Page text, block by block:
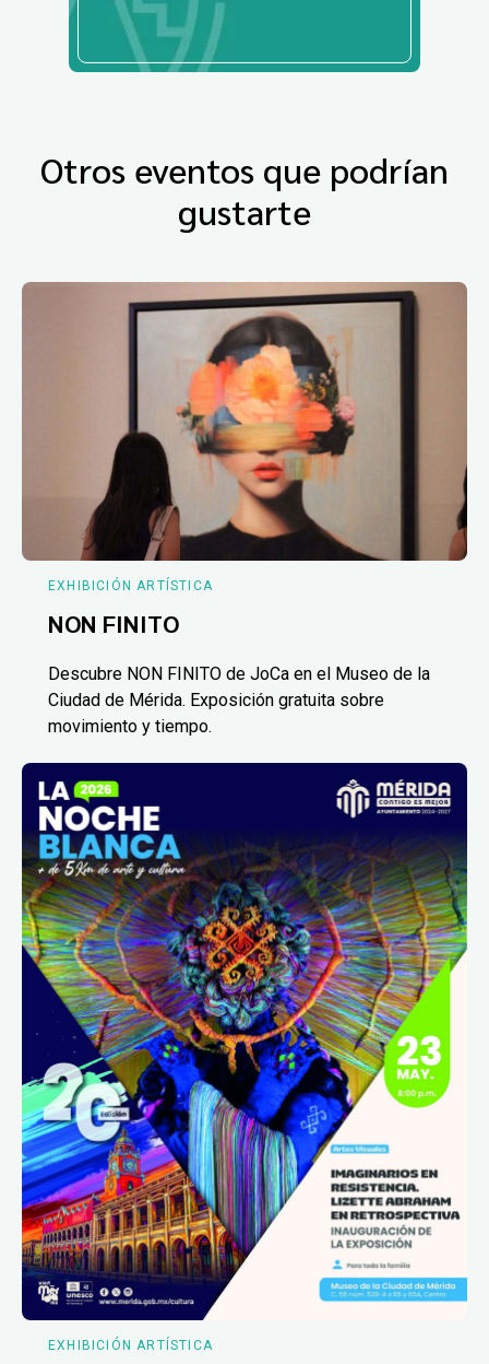
Otros eventos que podrían
gustarte
EXHIBICIÓN ARTÍSTICA
NON FINITO
Descubre NON FINITO de JoCa en el Museo de la
Ciudad de Mérida. Exposición gratuita sobre
movimiento y tiempo.
EXHIBICIÓN ARTÍSTICA